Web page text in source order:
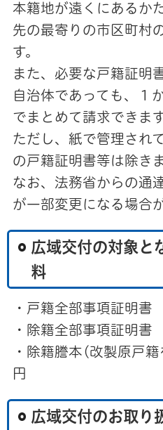
本籍地が遠くにあるか
先の最寄りの市区町村
す。
また、必要な戸籍証明
自治体であっても、１
でまとめて請求できます
ただし、紙で管理され
の戸籍証明書等は除きま
なお、法務省からの通
が一部変更になる場合
広域交付の対象と
料
・戸籍全部事項
・除籍全部事項
・除籍謄本(改製原
円
広域交付のお取り